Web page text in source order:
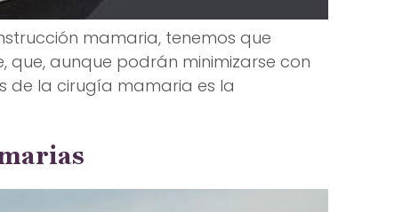
mamaria, tenemos que
que, aunque podrán minimizarse con
de la cirugía mamaria es la